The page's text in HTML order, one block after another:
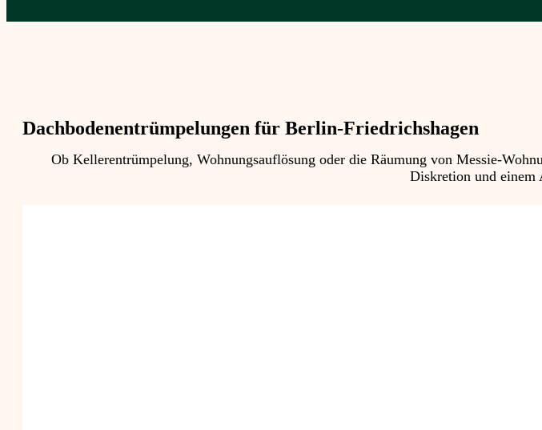
Dachbodenentrümpelungen für Berlin-Friedrichshagen
Ob Kellerentrümpelung, Wohnungsauflösung oder die Räumung von Messie-
Diskretion und einem